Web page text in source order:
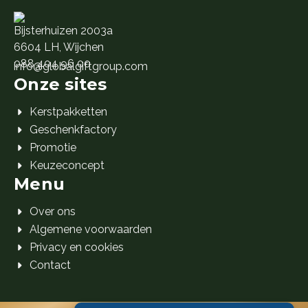
Bijsterhuizen 2003a
6604 LH, Wijchen
088 404 96 00
info@globalgiftgroup.com
Onze sites
Kerstpakketten
Geschenkfactory
Promotie
Keuzeconcept
Menu
Over ons
Algemene voorwaarden
Privacy en cookies
Contact